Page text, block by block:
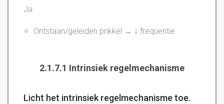
Ja.
Ontstaan/geleiden prikkel → ↓ frequentie
2.1.7.1 Intrinsiek regelmechanisme
Licht het intrinsiek regelmechanisme toe.